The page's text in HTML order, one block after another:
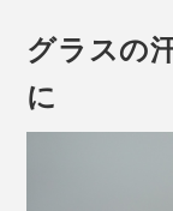
グラスの
に